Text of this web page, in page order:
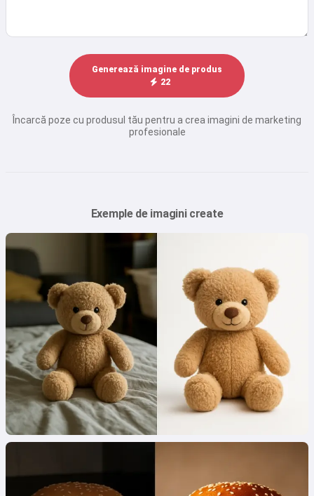
Generează imagine de produs
22
Încarcă poze cu produsul tău pentru a crea imagini de marketing
profesionale
Exemple de imagini create